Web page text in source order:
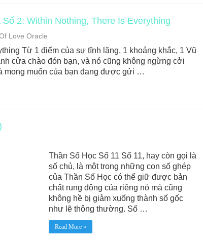
2: Within Nothing, There Is Everything
Love Oracle
Từ 1 điểm của sự tĩnh lặng, 1 khoảng khắc, 1 Vũ
cửa chào đón bạn, và nó cũng không ngừng cởi
mong muốn của bạn đang được gửi …
Thần Số Học Số 11 Số 11, hay còn gọi là
số chủ, là một trong những con số ghép
của Thần Số Học có thể giữ được bản
chất rung động của riêng nó mà cũng
không hề bị giảm xuống thành số gốc
như lẽ thông thường. Số …
Read More »